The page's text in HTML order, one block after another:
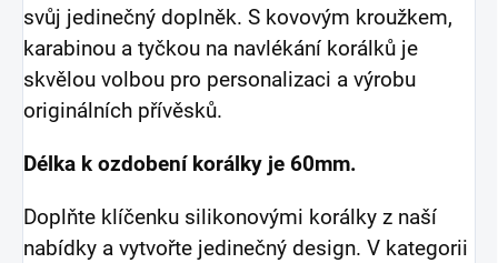
svůj jedinečný doplněk. S kovovým kroužkem,
karabinou a tyčkou na navlékání korálků je
skvělou volbou pro personalizaci a výrobu
originálních přívěsků.
Délka k ozdobení korálky je 60mm.
Doplňte klíčenku silikonovými korálky z naší
nabídky a vytvořte jedinečný design. V kategorii